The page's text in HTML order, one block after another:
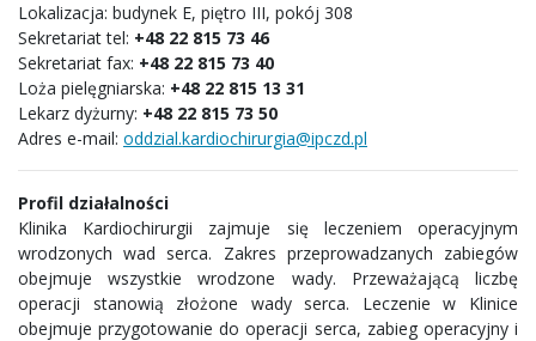
Lokalizacja: budynek E, piętro III, pokój 308
Sekretariat tel: +48 22 815 73 46
Sekretariat fax: +48 22 815 73 40
Loża pielęgniarska: +48 22 815 13 31
Lekarz dyżurny: +48 22 815 73 50
Adres e-mail: oddzial.kardiochirurgia@ipczd.pl
Profil działalności
Klinika Kardiochirurgii zajmuje się leczeniem operacyjnym
wrodzonych wad serca. Zakres przeprowadzanych zabiegów
obejmuje wszystkie wrodzone wady. Przeważającą liczbę
operacji stanowią złożone wady serca. Leczenie w Klinice
obejmuje przygotowanie do operacji serca, zabieg operacyjny i